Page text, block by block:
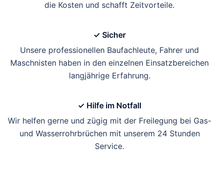
die Kosten und schafft Zeitvorteile.
✓ Sicher
Unsere professionellen Baufachleute, Fahrer und
Maschnisten haben in den einzelnen Einsatzbereichen
langjährige Erfahrung.
✓ Hilfe im Notfall
Wir helfen gerne und zügig mit der Freilegung bei Gas-
und Wasserrohrbrüchen mit unserem 24 Stunden
Service.